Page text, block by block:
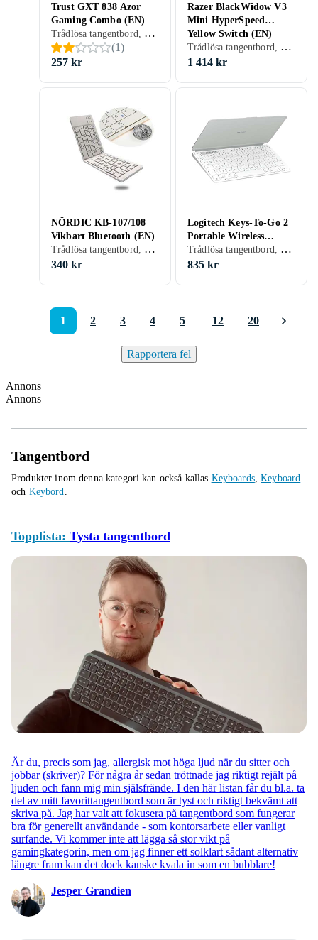
Trust GXT 838 Azor
Gaming Combo (EN)
Trådlösa tangentbord, Tangentbord med kabel, Gamingtangentbord, Tangentbord- och muspaket, Membran, Engelsk, PC, Mac, PS4, Xbox One
(1)
257 kr
Razer BlackWidow V3
Mini HyperSpeed
Yellow Switch (EN)
Trådlösa tangentbord, Tangentbord med kabel, Gamingtangentbord, Mekaniska tangentbord, Mekaniskt, Razer Yellow, Engelsk, PC, 65%
1 414 kr
NÖRDIC KB-107/108
Vikbart Bluetooth (EN)
Trådlösa tangentbord, Engelsk, Mac, Ergonomiskt
340 kr
Logitech Keys-To-Go 2
Portable Wireless
Keyboard (EN)
Trådlösa tangentbord, Tangentbord för surfplattor, Engelsk, Surfplattor
835 kr
1 2 3 4 5 12 20
Rapportera fel
Annons
Annons
Tangentbord
Produkter inom denna kategori kan också kallas Keyboards,Keyboard
och Keybord.
Topplista: Tysta tangentbord
Är du, precis som jag, allergisk mot höga ljud när du sitter och
jobbar (skriver)? För några år sedan tröttnade jag riktigt rejält på
ljuden och fann mig min själsfrände. I den här listan får du bl.a. ta
del av mitt favorittangentbord som är tyst och riktigt bekvämt att
skriva på. Jag har valt att fokusera på tangentbord som fungerar
bra för generellt användande - som kontorsarbete eller vanligt
surfande. Vi kommer inte att lägga så stor vikt på
gamingkategorin, men om jag finner ett solklart sådant alternativ
längre fram kan det dock kanske kvala in som en bubblare!
Jesper Grandien